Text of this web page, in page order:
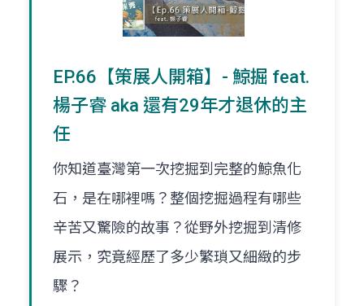
EP.66【策展人開箱】- 鯨掘 feat.
楊子睿 aka 還有29年才退休的主
任
你知道臺灣第一次挖掘到完整的鯨魚化
石，是在哪裡嗎？整個挖掘過程有哪些
辛苦又驚險的故事？從野外挖掘到清修
展示，究竟經歷了多少繁瑣又細緻的步
驟？